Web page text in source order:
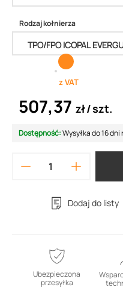
Rodzaj kołnierza
z VAT
507,37 zł szt.
Dostępność:Wysyłka do 16
Dodaj do listy
Ubezpieczona
przesyłka